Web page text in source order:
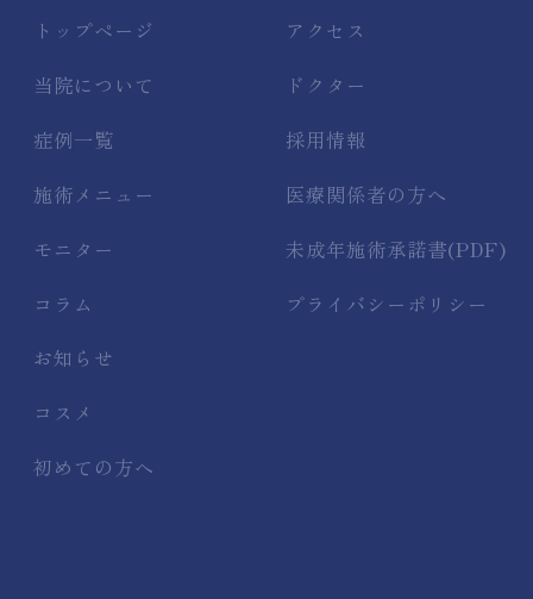
トップページ
当院について
症例一覧
施術メニュー
モニター
コラム
お知らせ
コスメ
初めての方へ
アクセス
ドクター
採用情報
医療関係者の方へ
未成年施術承諾書(PDF)
プライバシーポリシー